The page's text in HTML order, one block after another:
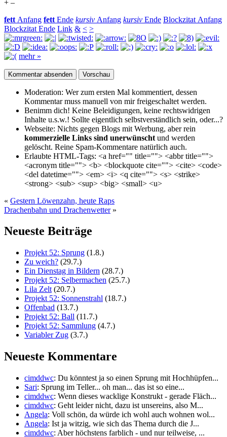
+ –
fett Anfang fett Ende kursiv Anfang kursiv Ende Blockzitat Anfang
Blockzitat Ende Link & < >
mehr »
Moderation: Wer zum ersten Mal kommentiert, dessen
Kommentar muss manuell von mir freigeschaltet werden.
Benimm dich! Keine Beleidigungen, keine rechtswidrigen
Inhalte u.s.w.! Sollte eigentlich selbst­verständlich sein, oder...?
Webseite: Nichts gegen Blogs mit Werbung, aber rein
kommerzielle Links sind unerwünscht und werden
gelöscht. Reine Spam-Kommentare natürlich auch.
Erlaubte HTML-Tags: <a href="" title=""> <abbr title="">
<acronym title=""> <b> <blockquote cite=""> <cite> <code>
<del datetime=""> <em> <i> <q cite=""> <s> <strike>
<strong> <sub> <sup> <big> <small> <u>
« Gestern Löwenzahn, heute Raps
Drachenbahn und Drachenwetter»
Neueste Beiträge
Projekt 52: Sprung (1.8.)
Zu weich? (29.7.)
Ein Dienstag in Bildern (28.7.)
Projekt 52: Selbermachen (25.7.)
Lila Zelt (20.7.)
Projekt 52: Sonnenstrahl (18.7.)
Offenbad (13.7.)
Projekt 52: Ball (11.7.)
Projekt 52: Sammlung (4.7.)
Variabler Zug (3.7.)
Neueste Kommentare
cimddwc: Du könntest ja so einen Sprung mit Hochhüpfen...
Sari: Sprung im Teller... oh man... das ist so eine...
cimddwc: Wenn dieses wacklige Konstrukt - gerade Fläch...
cimddwc: Geht leider nicht, dazu ist unsereins, also M...
Angela: Voll schön, da würde ich wohl auch wohnen wol...
Angela: Ist ja witzig, wie sich das Thema durch die J...
cimddwc: Aber höchstens farblich - und nur teilweise, ...